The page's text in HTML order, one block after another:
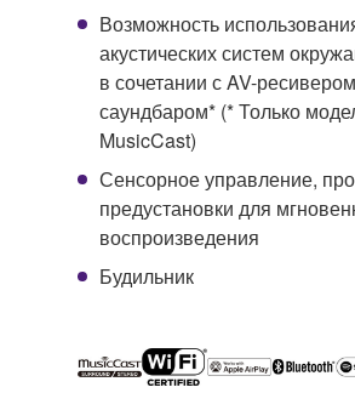
Возможность
акустических систем
в сочетании с AV-
саундбаром* (* Только
MusicCast)
Сенсорное управление,
предустановки для
воспроизведения
Будильник